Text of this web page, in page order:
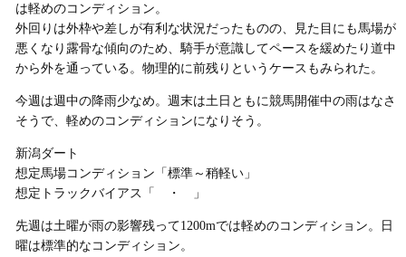
は軽めのコンディション。
外回りは外枠や差しが有利な状況だったものの、見た目にも馬場が
悪くなり露骨な傾向のため、騎手が意識してペースを緩めたり道中
から外を通っている。物理的に前残りというケースもみられた。
今週は週中の降雨少なめ。週末は土日ともに競馬開催中の雨はなさ
そうで、軽めのコンディションになりそう。
新潟ダート
想定馬場コンディション「標準～稍軽い」
想定トラックバイアス「 ・ 」
先週は土曜が雨の影響残って1200mでは軽めのコンディション。日
曜は標準的なコンディション。